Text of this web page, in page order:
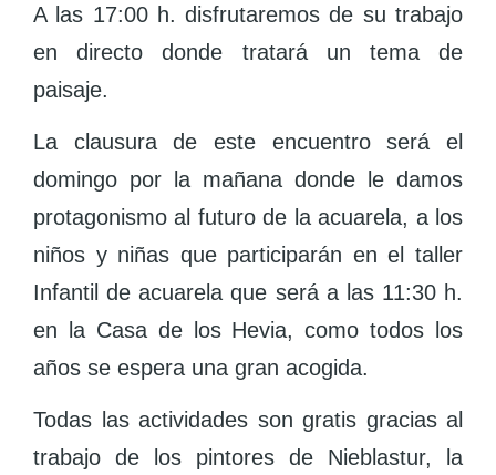
A las 17:00 h. disfrutaremos de su trabajo
en directo donde tratará un tema de
paisaje.
La clausura de este encuentro será el
domingo por la mañana donde le damos
protagonismo al futuro de la acuarela, a los
niños y niñas que participarán en el taller
Infantil de acuarela que será a las 11:30 h.
en la Casa de los Hevia, como todos los
años se espera una gran acogida.
Todas las actividades son gratis gracias al
trabajo de los pintores de Nieblastur, la